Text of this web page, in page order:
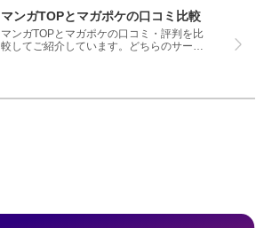
マンガTOPとマガポケの口コミ比較
マンガTOPとマガポケの口コミ・評判を比
較してご紹介しています。どちらのサービ
にしてください。